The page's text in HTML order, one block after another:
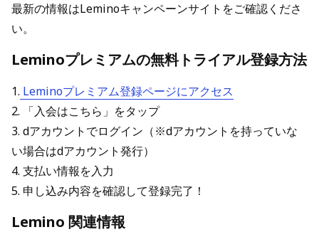
最新の情報はLeminoキャンペーンサイトをご確認くださ
い。
Leminoプレミアムの無料トライアル登録方法
1. Leminoプレミアム登録ページにアクセス
2. 「入会はこちら」をタップ
3. dアカウントでログイン（※dアカウントを持っていな
い場合はdアカウント発行）
4. 支払い情報を入力
5. 申し込み内容を確認して登録完了！
Lemino 関連情報